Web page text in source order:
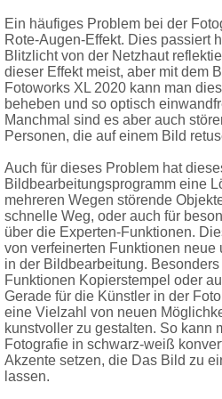
Ein häufiges Problem bei der
Rote-Augen-Effekt. Dies passiert
Blitzlicht von der Netzhaut
dieser Effekt meist, aber mit dem
Fotoworks XL 2020 kann man
beheben und so optisch
Manchmal sind es aber auch
Personen, die auf einem Bild
Auch für dieses Problem hat
Bildbearbeitungsprogramm eine
mehreren Wegen störende
schnelle Weg, oder auch für
über die Experten-Funktionen.
von verfeinerten Funktionen
in der Bildbearbeitung.
Funktionen Kopierstempel oder
Gerade für die Künstler in der
eine Vielzahl von neuen
kunstvoller zu gestalten. So kann
Fotografie in schwarz-weiß
Akzente setzen, die Das Bild zu
lassen.